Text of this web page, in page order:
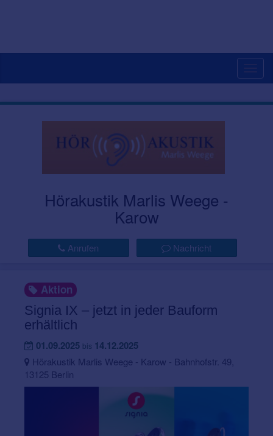
Hörakustik Marlis Weege -
Karow
Anrufen Nachricht
Aktion
Signia IX – jetzt in jeder Bauform
erhältlich
01.09.2025 bis 14.12.2025
Hörakustik Marlis Weege - Karow - Bahnhofstr. 49,
13125 Berlin